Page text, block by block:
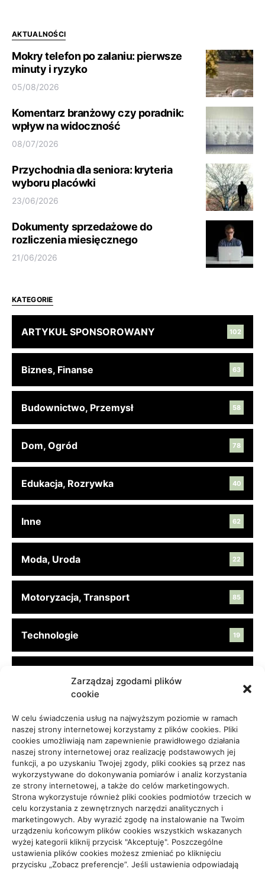
Zarządzaj zgodami plików
cookie
W celu świadczenia usług na najwyższym poziomie w ramach
naszej strony internetowej korzystamy z plików cookies. Pliki
cookies umożliwiają nam zapewnienie prawidłowego działania
naszej strony internetowej oraz realizację podstawowych jej
funkcji, a po uzyskaniu Twojej zgody, pliki cookies są przez nas
wykorzystywane do dokonywania pomiarów i analiz korzystania
ze strony internetowej, a także do celów marketingowych.
Strona wykorzystuje również pliki cookies podmiotów trzecich w
celu korzystania z zewnętrznych narzędzi analitycznych i
marketingowych. Aby wyrazić zgodę na instalowanie na Twoim
urządzeniu końcowym plików cookies wszystkich wskazanych
wyżej kategorii kliknij przycisk "Akceptuję". Poszczególne
ustawienia plików cookies możesz zmieniać po kliknięciu
przycisku „Zobacz preferencje”. Jeśli ustawienia odpowiadają
AKTUALNOŚCI
Mokry telefon po zalaniu: pierwsze
minuty i ryzyko
05/08/2026
Komentarz branżowy czy poradnik:
wpływ na widoczność
08/07/2026
Przychodnia dla seniora: kryteria
wyboru placówki
23/06/2026
Dokumenty sprzedażowe do
rozliczenia miesięcznego
21/06/2026
KATEGORIE
ARTYKUŁ SPONSOROWANY 102
Biznes, Finanse 63
Budownictwo, Przemysł 58
Dom, Ogród 78
Edukacja, Rozrywka 40
Inne 62
Moda, Uroda 22
Motoryzacja, Transport 85
Technologie 19
Zdrowie, Medycyna 108
Projekty domów Rzeszów
wizytówki nap